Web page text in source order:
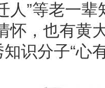
人”等老一
怀，也有黄
识分子“心